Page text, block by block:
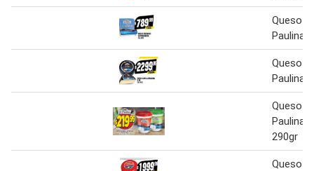
Queso
Paulina
Queso
Paulina
Queso
Paulina
290gr
Queso